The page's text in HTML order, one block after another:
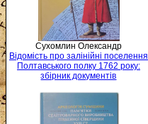
Сухомлин Олександр
Відомість про залінійні поселення
Полтавського полку 1762 року:
збірник документів